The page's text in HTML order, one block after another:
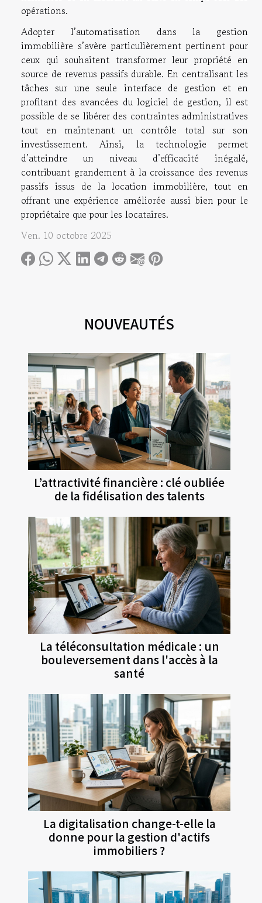
NOUVEAUTÉS
L’attractivité financière : clé oubliée
de la fidélisation des talents
La téléconsultation médicale : un
bouleversement dans l'accès à la
santé
La digitalisation change-t-elle la
donne pour la gestion d'actifs
immobiliers ?
opérations.
Adopter l’automatisation dans la gestion
immobilière s’avère particulièrement pertinent pour
ceux qui souhaitent transformer leur propriété en
source de revenus passifs durable. En centralisant les
tâches sur une seule interface de gestion et en
profitant des avancées du logiciel de gestion, il est
possible de se libérer des contraintes administratives
tout en maintenant un contrôle total sur son
investissement. Ainsi, la technologie permet
d’atteindre un niveau d’efficacité inégalé,
contribuant grandement à la croissance des revenus
passifs issus de la location immobilière, tout en
offrant une expérience améliorée aussi bien pour le
propriétaire que pour les locataires.
Ven. 10 octobre 2025